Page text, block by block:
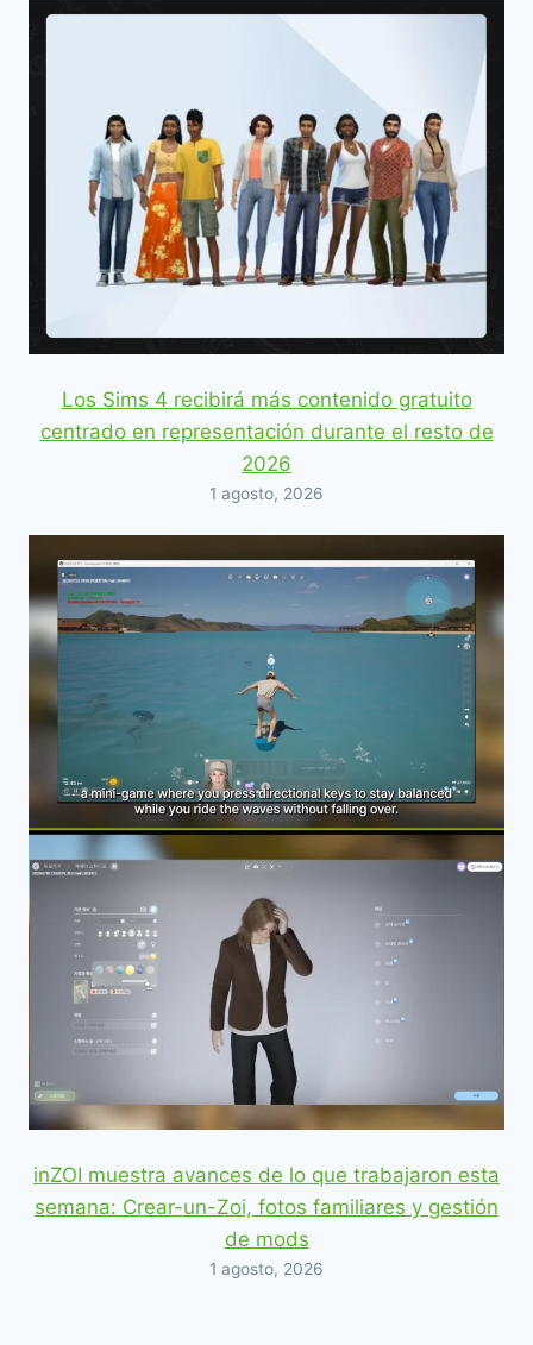
Los Sims 4 recibirá más contenido gratuito
centrado en representación durante el resto de
2026
1 agosto, 2026
inZOI muestra avances de lo que trabajaron esta
semana: Crear-un-Zoi, fotos familiares y gestión
de mods
1 agosto, 2026